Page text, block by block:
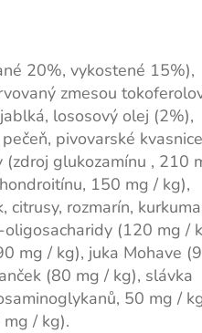
20%, vykostené 15%),
zmesou
lososový olej (2%),
pivovarské
(zdroj glukozamínu , 210
150 mg / kg),
citrusy, rozmarín,
(120 mg /
mg / kg), juka Mohave
(80 mg / kg), slávka
50 mg /
/ kg).